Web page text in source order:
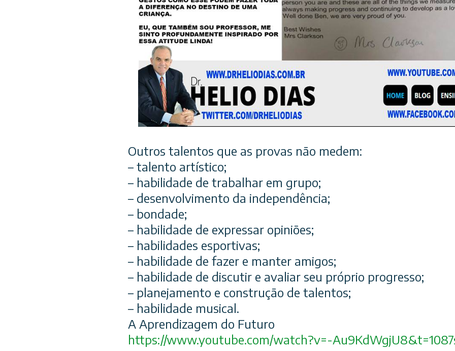
Outros talentos que as provas não medem:
– talento artístico;
– habilidade de trabalhar em grupo;
– desenvolvimento da independência;
– bondade;
– habilidade de expressar opiniões;
– habilidades esportivas;
– habilidade de fazer e manter amigos;
– habilidade de discutir e avaliar seu próprio progresso;
– planejamento e construção de talentos;
– habilidade musical.
A Aprendizagem do Futuro
https://www.youtube.com/watch?v=-